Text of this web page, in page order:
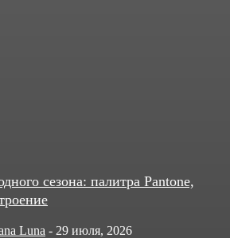
сезона: палитра Pantone,
Luna - 29 июля, 2026